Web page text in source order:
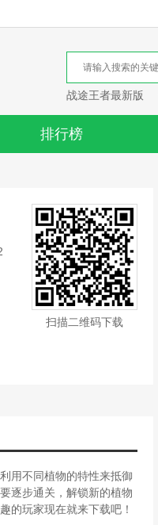
战途王者最新版
排行榜
扫描二维码下载
用不同植物的特性来抵御
逐步通关，解锁新的植物
的玩家现在就来下载吧！